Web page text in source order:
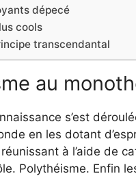
dépecé
cools
transcendantal
au
s’est
en les dotant
à l’aide de
Polythéisme. Enfin